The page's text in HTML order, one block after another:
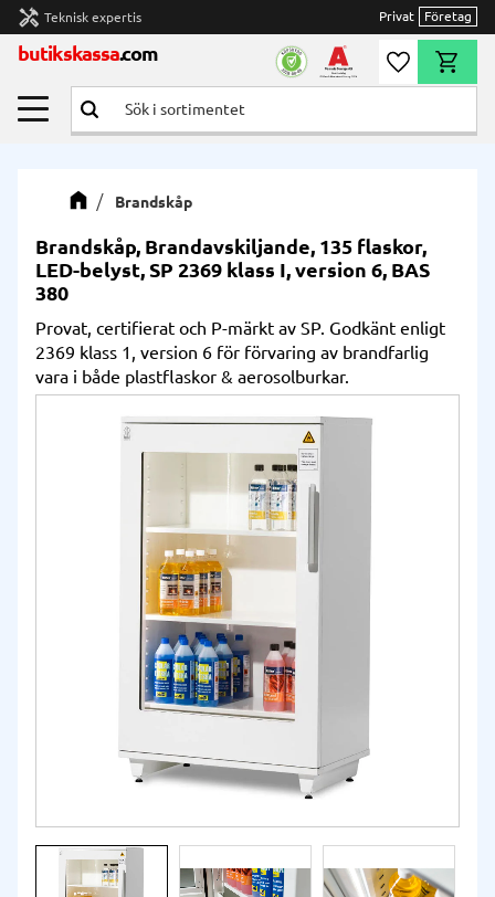
Meny
handyman Teknisk expertis Privat Företag
butikskassa.com Önskelista
Brandskåp
Brandskåp, Brandavskiljande, 135 flaskor,
LED-belyst, SP 2369 klass I, version 6, BAS
380
Provat, certifierat och P-märkt av SP. Godkänt enligt
2369 klass 1, version 6 för förvaring av brandfarlig
vara i både plastflaskor & aerosolburkar.